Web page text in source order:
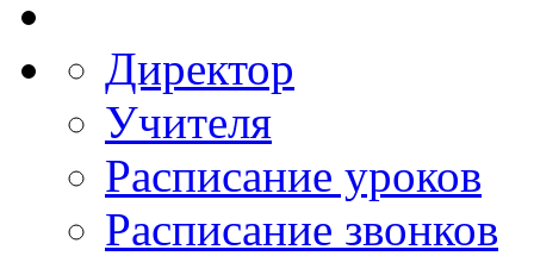
Директор
Учителя
Расписание уроков
Расписание звонков